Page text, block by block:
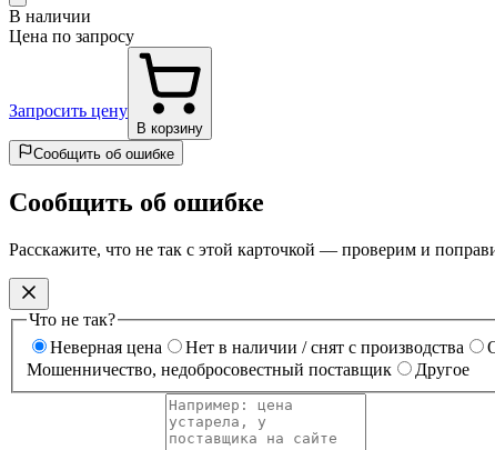
В наличии
Цена по запросу
Запросить цену
В корзину
Сообщить об ошибке
Сообщить об ошибке
Расскажите, что не так с этой карточкой — проверим и
Что не так?
Неверная цена
Нет в наличии / снят с производства
Мошенничество, недобросовестный поставщик
Другое